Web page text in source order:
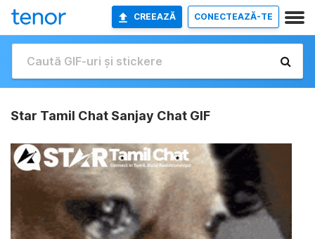
CREEAZĂ CONECTEAZĂ-TE
Star Tamil Chat Sanjay Chat GIF